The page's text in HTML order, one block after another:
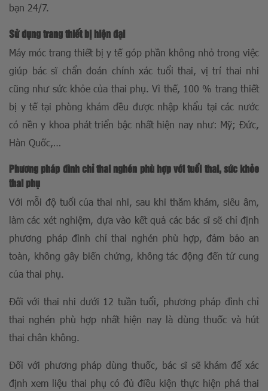
bạn 24/7.
Sử dụng trang thiết bị hiện đại
Máy móc trang thiết bị y tế góp phần không nhỏ trong việc
giúp bác sĩ chẩn đoán chính xác tuổi thai, vị trí thai nhi
cũng như sức khỏe của thai phụ. Vì thế, 100 % trang thiết
bị y tế tại phòng khám đều được nhập khẩu tại các nước
có nền y khoa phát triển bậc nhất hiện nay như: Mỹ; Đức,
Hàn Quốc,…
Phương pháp đình chỉ thai nghén phù hợp với tuổi thai, sức khỏe
thai phụ
Với mỗi độ tuổi của thai nhi, sau khi thăm khám, siêu âm,
làm các xét nghiệm, dựa vào kết quả các bác sĩ sẽ chỉ định
phương pháp đình chỉ thai nghén phù hợp, đảm bảo an
toàn, không gây biến chứng, không tác động đến tử cung
của thai phụ.
Đối với thai nhi dưới 12 tuần tuổi, phương pháp đình chỉ
thai nghén phù hợp nhất hiện nay là dùng thuốc và hút
thai chân không.
Đối với phương pháp dùng thuốc, bác sĩ sẽ khám để xác
định xem liệu thai phụ có đủ điều kiện thực hiện phá thai